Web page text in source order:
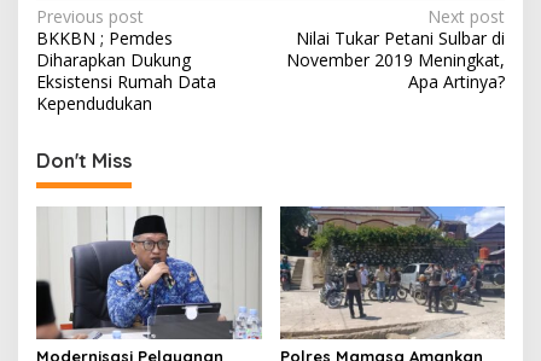
P
o
s
t
n
a
g
a
Previous post
BKKBN ; Pemdes
Diharapkan Dukung
Eksistensi Rumah Data
Kependudukan
Next post
Nilai Tukar Petani Sulbar di
November 2019 Meningkat,
Apa Artinya?
Don't Miss
Modernisasi Pelayanan
Polres Mamasa Amankan